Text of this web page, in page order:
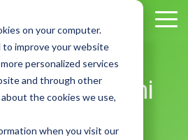
on your computer.
to improve your website
personalized services
and through other
the cookies we use,
when you visit our
užduodami